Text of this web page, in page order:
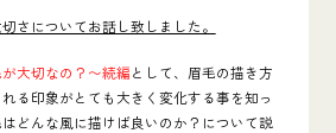
さについてお話し致しました。
大切なの？〜続編として、 眉毛の描き方
る印象がとても大きく変化する事を知っ
どんな風に描けば良いのか？ について説